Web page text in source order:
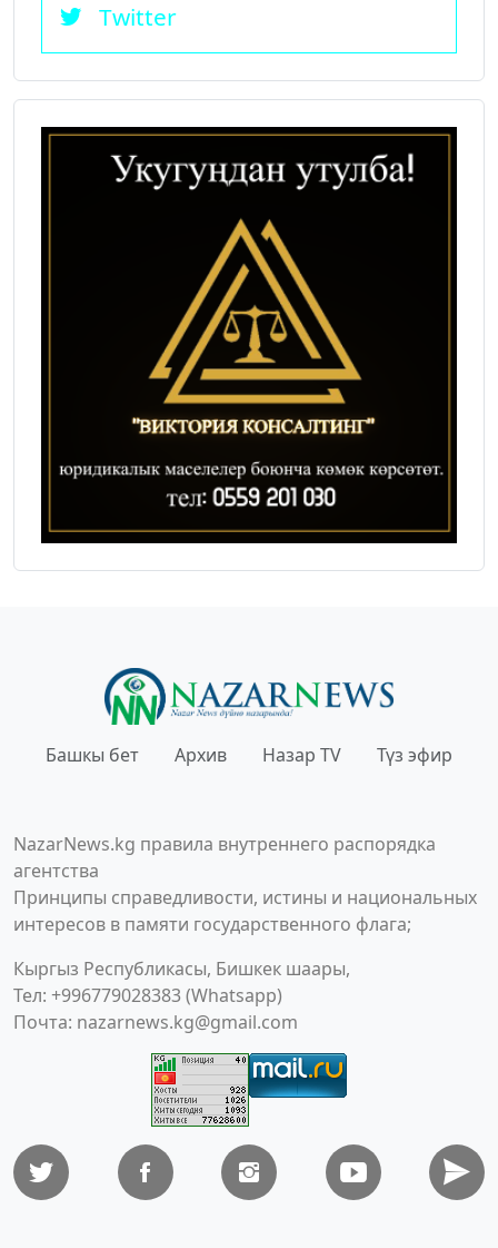
Twitter
Башкы бет Архив Назар TV Түз эфир
NazarNews.kg правила внутреннего распорядка
агентства
Принципы справедливости, истины и национальных
интересов в памяти государственного флага;
Кыргыз Республикасы, Бишкек шаары,
Тел: +996779028383 (Whatsapp)
Почта: nazarnews.kg@gmail.com